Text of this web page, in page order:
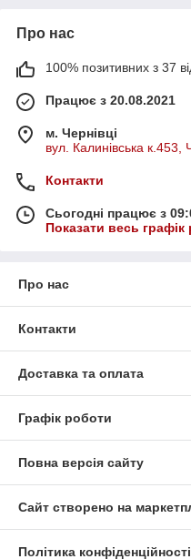
Про нас
100% позитивних з 37
Працює з 20.08.2021
м. Чернівці
вул. Калинівська к.453,
Контакти
Сьогодні працює з
Показати весь графік
Про нас
Контакти
Доставка та оплата
Графік роботи
Повна версія сайту
Сайт створено на
Політика конфіденційності